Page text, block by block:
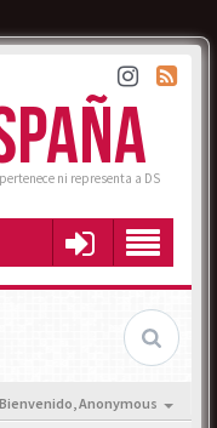
ni representa a DS
Bienvenido,Anonymous